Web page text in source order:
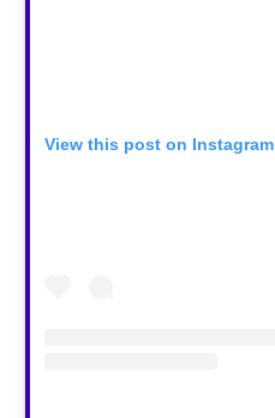
View this post on Instagram